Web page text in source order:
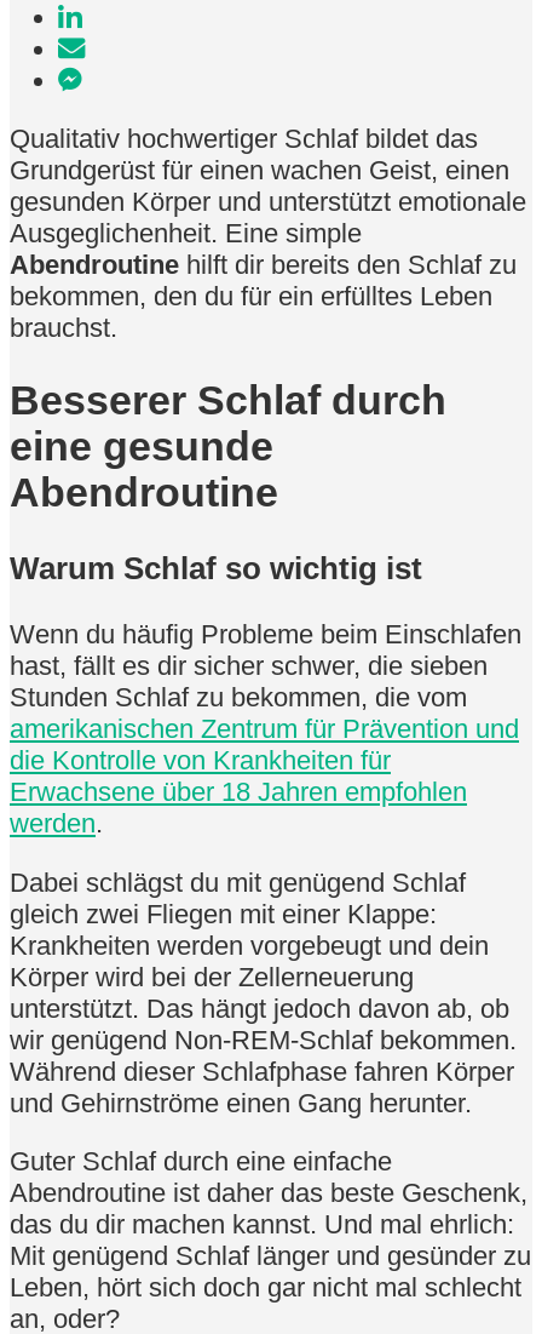
Qualitativ hochwertiger Schlaf bildet das
Grundgerüst für einen wachen Geist, einen
gesunden Körper und unterstützt emotionale
Ausgeglichenheit. Eine simple
Abendroutine hilft dir bereits den Schlaf zu
bekommen, den du für ein erfülltes Leben
brauchst.
Besserer Schlaf durch
eine gesunde
Abendroutine
Warum Schlaf so wichtig ist
Wenn du häufig Probleme beim Einschlafen
hast, fällt es dir sicher schwer, die sieben
Stunden Schlaf zu bekommen, die vom
amerikanischen Zentrum für Prävention und
die Kontrolle von Krankheiten für
Erwachsene über 18 Jahren empfohlen
werden.
Dabei schlägst du mit genügend Schlaf
gleich zwei Fliegen mit einer Klappe:
Krankheiten werden vorgebeugt und dein
Körper wird bei der Zellerneuerung
unterstützt. Das hängt jedoch davon ab, ob
wir genügend Non-REM-Schlaf bekommen.
Während dieser Schlafphase fahren Körper
und Gehirnströme einen Gang herunter.
Guter Schlaf durch eine einfache
Abendroutine ist daher das beste Geschenk,
das du dir machen kannst. Und mal ehrlich:
Mit genügend Schlaf länger und gesünder zu
Leben, hört sich doch gar nicht mal schlecht
an, oder?